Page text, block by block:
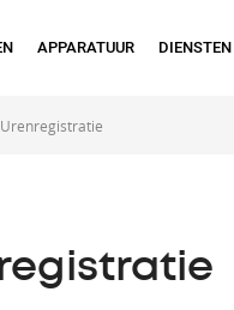
APPARATUUR DIENSTEN
Urenregistratie